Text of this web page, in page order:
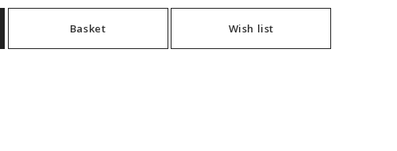
Basket Wish list